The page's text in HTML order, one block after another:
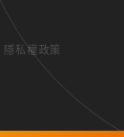
隱私權政策